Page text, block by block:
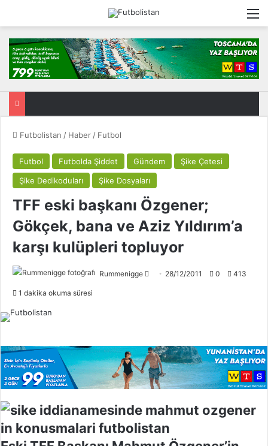
Futbolistan / Haber / Futbol
Futbol Futbolda Şiddet Gündem
Şike Çetesi
Şike Dedikoduları
Şike Dosyaları
TFF eski başkanı Özgener;
Gökçek, bana ve Aziz Yıldırım’a
karşı kulüpleri topluyor
Rummenigge
w
o
n
X
28/12/2011 0 413
1 dakika okuma süresi